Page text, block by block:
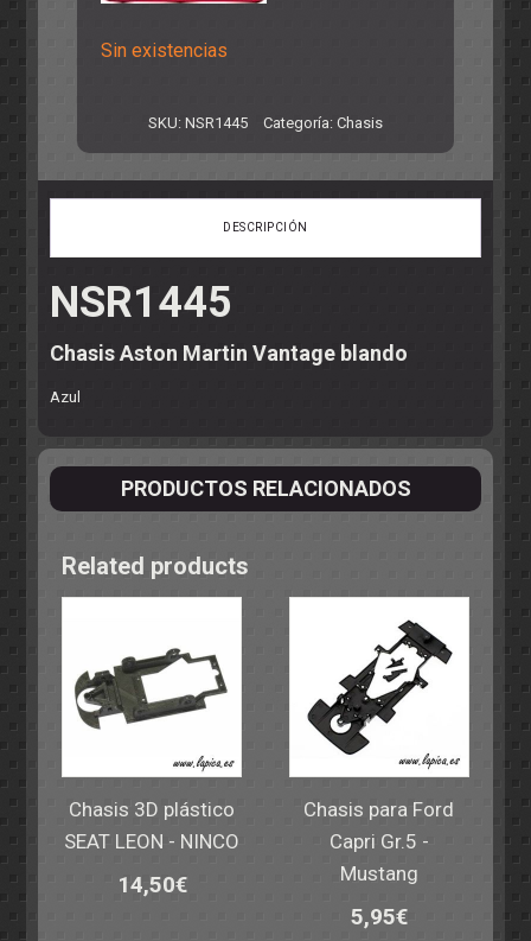
Sin existencias
SKU: NSR1445 Categoría: Chasis
DESCRIPCIÓN
NSR1445
Chasis Aston Martin Vantage blando
Azul
PRODUCTOS RELACIONADOS
Related products
Chasis 3D plástico
SEAT LEON - NINCO
14,50€
Chasis para Ford
Capri Gr.5 -
Mustang
5,95€